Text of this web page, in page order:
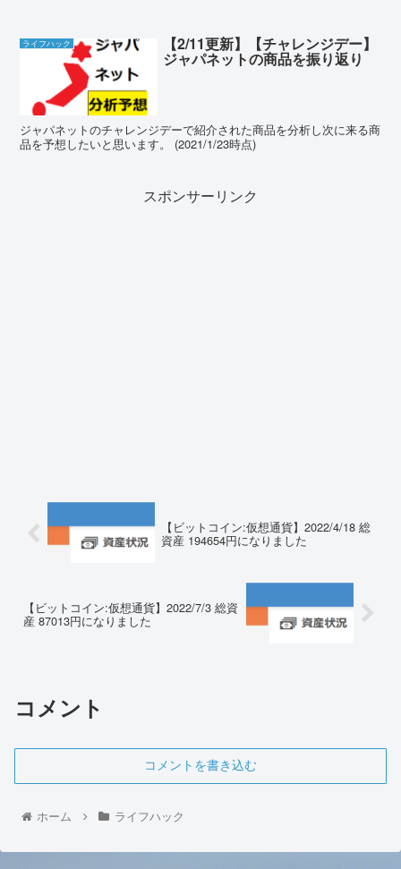
ライフハック 【2/11更新】【チャレンジデー】
ジャパネットの商品を振り返り
ジャパネットのチャレンジデーで紹介された商品を分析し次に来る商
品を予想したいと思います。 (2021/1/23時点)
スポンサーリンク
【ビットコイン:仮想通貨】2022/4/18 総
資産 194654円になりました
【ビットコイン:仮想通貨】2022/7/3 総資
産 87013円になりました
コメント
コメントを書き込む
ホーム ライフハック